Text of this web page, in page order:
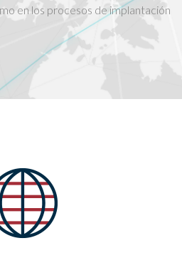
en los procesos de implantación